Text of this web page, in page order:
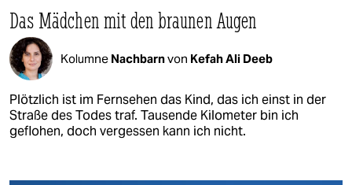
Das Mädchen mit den braunen Augen
Kolumne Nachbarnvon Kefah Ali Deeb
Plötzlich ist im Fernsehen das Kind, das ich einst in der
Straße des Todes traf. Tausende Kilometer bin ich
geflohen, doch vergessen kann ich nicht.